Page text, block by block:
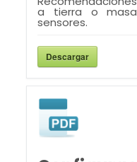
a tierra o
sensores.
Descargar